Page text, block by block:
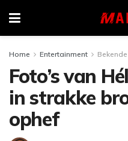
Home Entertainment
Foto’s van
in strakke
ophef